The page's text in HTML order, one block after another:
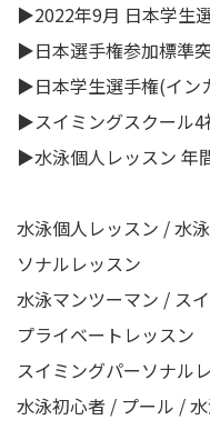
▶︎2022年9月 日本学生
▶︎日本選手権参加標準
▶︎日本学生選手権(イン
▶︎スイミングスクール4
▶︎水泳個人レッスン 年
水泳個人レッスン / 水
ソナルレッスン
水泳マンツーマン / ス
プライベートレッスン
スイミングパーソナル
水泳初心者 / プール /